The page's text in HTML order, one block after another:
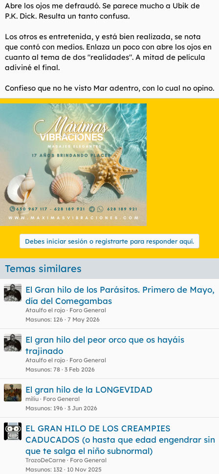
Abre los ojos me defraudó. Se parece mucho a Ubik de
P.K. Dick. Resulta un tanto confusa.
Los otros es entretenida, y está bien realizada, se nota
que contó con medios. Enlaza un poco con abre los ojos en
cuanto al tema de dos "realidades". A mitad de película
adiviné el final.
Confieso que no he visto Mar adentro, con lo cual no opino.
Debes iniciar sesión o registrarte para responder aquí.
Temas similares
El Gran hilo de los Parásitos. Primero de Mayo,
día del Comegambas
Ataulfo el rojo
Foro General
Masunos 126 7 May 2026
El gran hilo del peor orco que os hayáis
trajinado
Ataulfo el rojo
Foro General
Masunos 78 3 Feb 2026
El gran hilo de la LONGEVIDAD
miliu
Foro General
Masunos 196 3 Jun 2026
EL GRAN HILO DE LOS CREAMPIES
CADUCADOS (o hasta que edad engendrar sin
que te salga el niño subnormal)
TrozoDeCarne
Foro General
Masunos 132 10 Nov 2025